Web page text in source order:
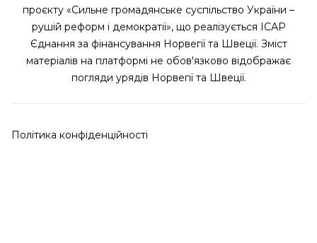
проєкту «Сильне громадянське суспільство України –
рушій реформ і демократії», що реалізується ІСАР
Єднання за фінансування Норвегії та Швеції. Зміст
матеріалів на платформі не обов'язково відображає
погляди урядів Норвегії та Швеції.
Політика конфіденційності